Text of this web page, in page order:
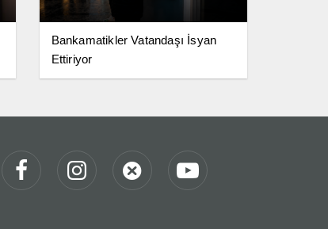
Bankamatikler Vatandaşı İsyan
Ettiriyor